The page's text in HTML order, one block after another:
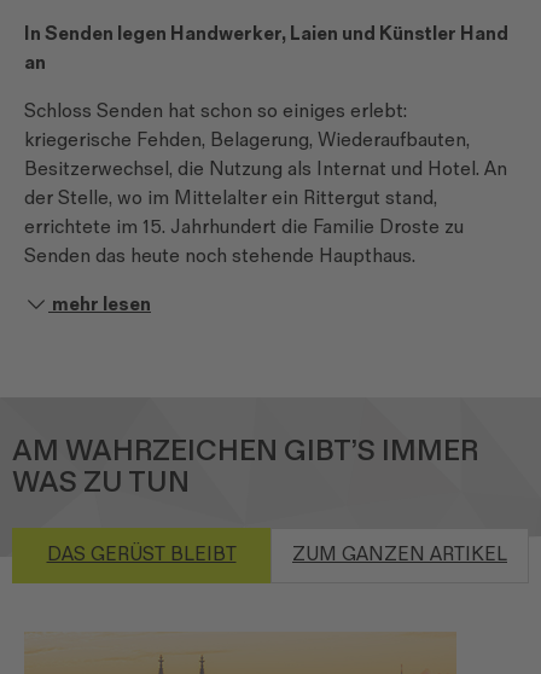
In Senden legen Handwerker, Laien und Künstler Hand
an
Schloss Senden hat schon so einiges erlebt:
kriegerische Fehden, Belagerung, Wiederaufbauten,
Besitzerwechsel, die Nutzung als Internat und Hotel. An
der Stelle, wo im Mittelalter ein Rittergut stand,
errichtete im 15. Jahrhundert die Familie Droste zu
Senden das heute noch stehende Haupthaus.
mehr lesen
AM WAHRZEICHEN GIBT’S IMMER
WAS ZU TUN
DAS GERÜST BLEIBT ZUM GANZEN ARTIKEL